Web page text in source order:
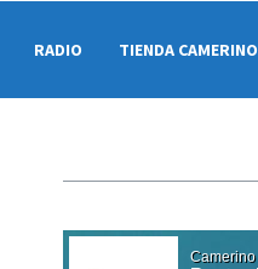
RADIO TIENDA CAMERINO